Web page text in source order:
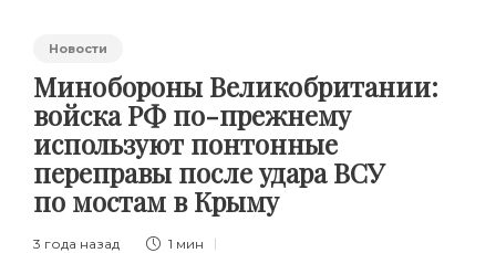
Новости
Минобороны Великобритании:
войска РФ по-прежнему
используют понтонные
переправы после удара ВСУ
по мостам в Крыму
3 года назад 1 мин